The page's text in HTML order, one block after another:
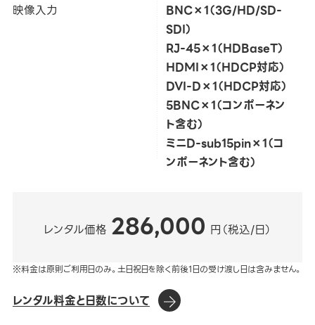
映像入力
BNC×1（3G/HD/SD-
SDI）
RJ-45×1（HDBaseT）
HDMI×1（HDCP対応）
DVI-D×1（HDCP対応）
5BNC×1（コンポーネン
ト含む）
ミニD-sub15pin×1（コ
ンポーネント含む）
レンタル価格 286,000 円（税込/日）
※料金は原則ご利用日のみ。土日祝日を除く前後1日の受け渡し日は含みません。
レンタル料金と日数について